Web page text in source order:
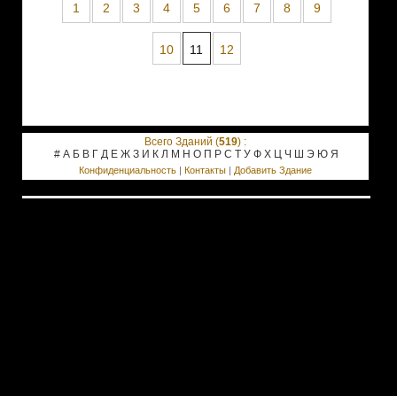
1 2 3 4 5 6 7 8 9
10 11 12
Всего Зданий (519) :
# А Б В Г Д Е Ж З И К Л М Н О П Р С Т У Ф Х Ц Ч Ш Э Ю Я
Конфиденциальность |Контакты | Добавить Здание